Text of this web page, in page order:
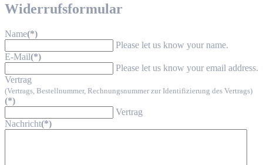
Widerrufsformular
Name(*)
Please let us know your name.
E-Mail(*)
Please let us know your email address.
Vertrag
(Vertrags, Bestellnummer, Rechnungsnummer zur Identifizierung des Vertrags)
(*)
Vertrag
Nachricht(*)